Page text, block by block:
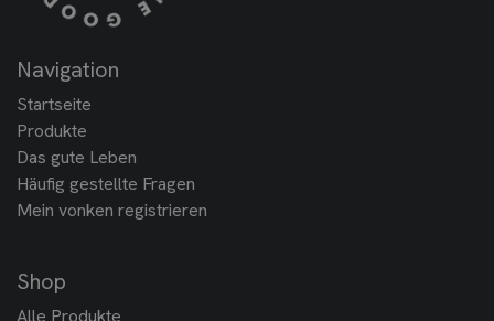
Navigation
Startseite
Produkte
Das gute Leben
Häufig gestellte Fragen
Mein vonken registrieren
Shop
Alle Produkte